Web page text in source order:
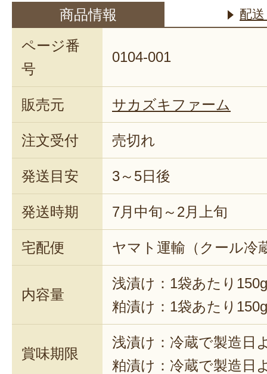
商品情報 配
ページ番
号
0104-001
販売元 サカズキファーム
注文受付 売切れ
発送目安 3～5日後
発送時期 7月中旬～2月上旬
宅配便 ヤマト運輸（クール冷
内容量
浅漬け：1袋あたり150g
粕漬け：1袋あたり150g
賞味期限
浅漬け：冷蔵で製造日
粕漬け：冷蔵で製造日